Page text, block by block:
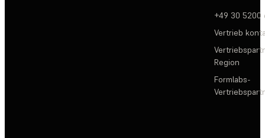
+49 30 5200
Vertrieb
Region
Formlabs-